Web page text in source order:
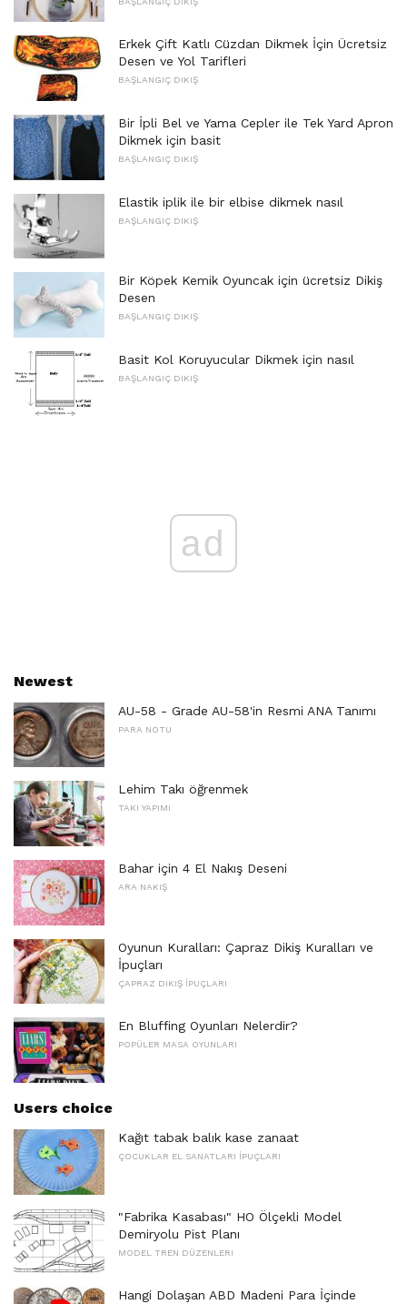
Erkek Çift Katlı Cüzdan Dikmek İçin Ücretsiz
Desen ve Yol Tarifleri
BAŞLANGIÇ ​​DIKIŞ
Bir İpli Bel ve Yama Cepler ile Tek Yard Apron
Dikmek için basit
BAŞLANGIÇ ​​DIKIŞ
Elastik iplik ile bir elbise dikmek nasıl
BAŞLANGIÇ ​​DIKIŞ
Bir Köpek Kemik Oyuncak için ücretsiz Dikiş
Desen
BAŞLANGIÇ ​​DIKIŞ
Basit Kol Koruyucular Dikmek için nasıl
BAŞLANGIÇ ​​DIKIŞ
ad
Newest
AU-58 - Grade AU-58'in Resmi ANA Tanımı
PARA NOTU
Lehim Takı öğrenmek
TAKI YAPIMI
Bahar için 4 El Nakış Deseni
ARA NAKIŞ
Oyunun Kuralları: Çapraz Dikiş Kuralları ve
İpuçları
ÇAPRAZ DIKIŞ İPUÇLARI
En Bluffing Oyunları Nelerdir?
POPÜLER MASA OYUNLARI
Users choice
Kağıt tabak balık kase zanaat
ÇOCUKLAR EL SANATLARI İPUÇLARI
"Fabrika Kasabası" HO Ölçekli Model
Demiryolu Pist Planı
MODEL TREN DÜZENLERI
Hangi Dolaşan ABD Madeni Para İçinde